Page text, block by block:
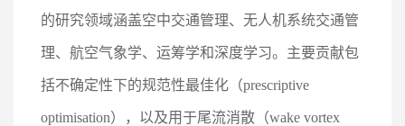
的研究领域涵盖空中交通管理、无人机系统交通管
理、航空气象学、运筹学和深度学习。主要贡献包
括不确定性下的规范性最佳化（prescriptive
optimisation），以及用于尾流消散（wake vortex